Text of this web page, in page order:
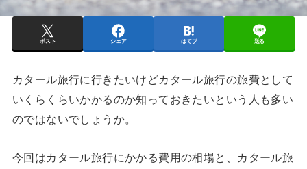
ポスト シェア はてブ 送る
カタール旅行に行きたいけどカタール旅行の旅費として
いくらくらいかかるのか知っておきたいという人も多い
のではないでしょうか。
今回はカタール旅行にかかる費用の相場と、カタール旅